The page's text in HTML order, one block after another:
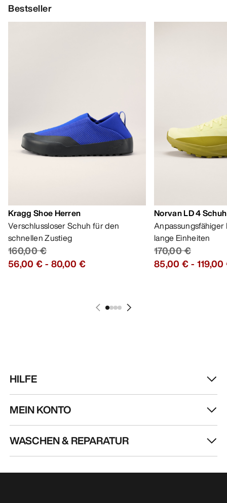
Bestseller
Kragg Shoe Herren
Verschlussloser Schuh für den
schnellen Zustieg
160,00 €
56,00 €- 80,00 €
Norvan LD 4
lange Einheiten
170,00 €
85,00 €-
HILFE
MEIN KONTO
WASCHEN & REPARATUR